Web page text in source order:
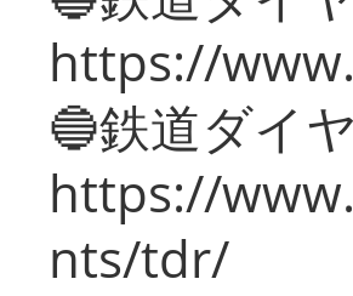
https://
🔵鉄道ダイ
https://
nts/tdr/